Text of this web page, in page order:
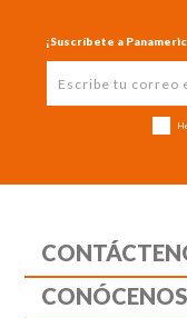
¡Suscríbete a
CONÓCENOS